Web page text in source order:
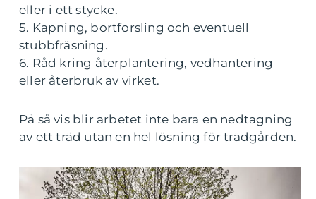
eller i ett stycke.
5. Kapning, bortforsling och eventuell
stubbfräsning.
6. Råd kring återplantering, vedhantering
eller återbruk av virket.
På så vis blir arbetet inte bara en nedtagning
av ett träd utan en hel lösning för trädgården.